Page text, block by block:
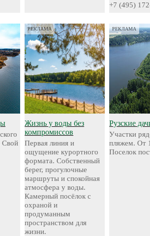
+7 (495)
Свой
РЕКЛАМА
Жизнь у воды без
компромиссов
Первая линия и
ощущение курортного
формата. Собственный
берег, прогулочные
маршруты и спокойная
атмосфера у воды.
Камерный посёлок с
охраной и
продуманным
пространством для
жизни.
РЕКЛАМА
Рузские
Участки
пляжем. От
Поселок